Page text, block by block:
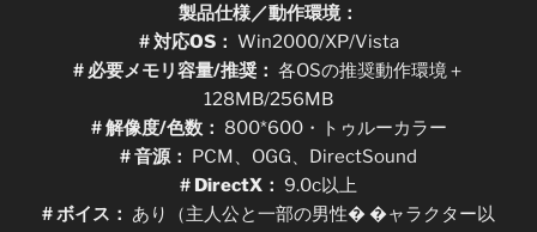
製品仕様／動作環境：
# 対応OS： Win2000/XP/Vista
# 必要メモリ容量/推奨： 各OSの推奨動作環境＋
128MB/256MB
# 解像度/色数： 800*600・トゥルーカラー
# 音源： PCM、OGG、DirectSound
# DirectX： 9.0c以上
# ボイス： あり（主人公と一部の男性� �ャラクター以